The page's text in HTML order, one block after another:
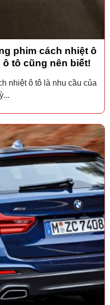
phim cách nhiệt ô
tô cũng nên biết!
nhiệt ô tô là nhu cầu của